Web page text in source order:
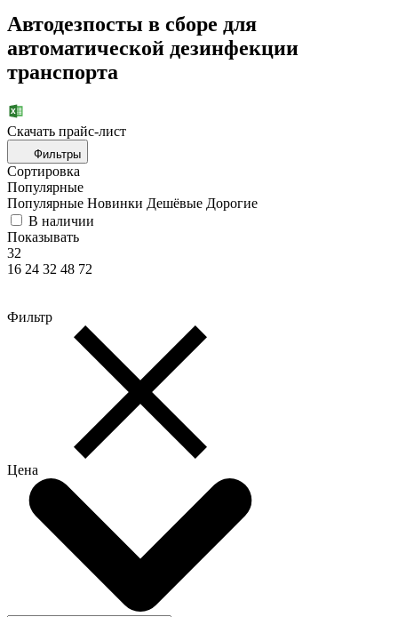
Автодезпосты в сборе для
автоматической дезинфекции
транспорта
Скачать прайc-лист
Фильтры
Сортировка
Популярные
Популярные Новинки Дешёвые Дорогие
В наличии
Показывать
32
16 24 32 48 72
Фильтр
Цена